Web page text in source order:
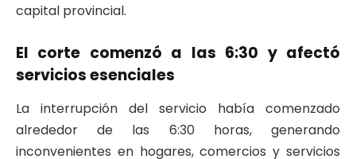
capital provincial.
El corte comenzó a las 6:30 y afectó
servicios esenciales
La interrupción del servicio había comenzado
alrededor de las 6:30 horas, generando
inconvenientes en hogares, comercios y servicios